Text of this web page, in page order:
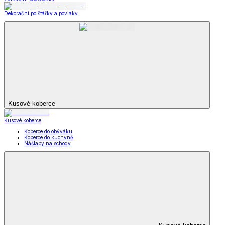
Dekorační polštářky a povlaky
Kusové koberce
Kusové koberce
Koberce do obýváku
Koberce do kuchyně
Nášlapy na schody